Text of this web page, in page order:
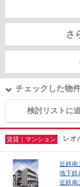
さ
チェックした物
検討リストに
賃貸｜マンション レ
近鉄南
地下鉄
近鉄南